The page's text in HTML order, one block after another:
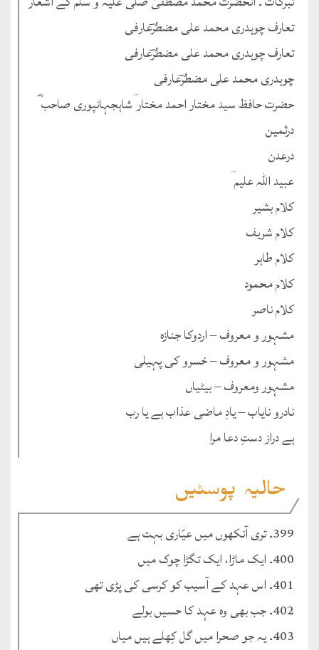
تعارف چوہدری محمد علی مضطرؔعارفی
تعارف چوہدری محمد علی مضطرؔعارفی
چوہدری محمد علی مضطرؔعارفی
حضرت حافظ سید مختار احمد مختار ؔشاہجہانپوری صاحب ؓ
درثمین
درعدن
عبید اللہ علیم ؔ
کلام بشیر
کلام شریف
کلام طاہر
کلام محمود
کلام ناصر
مشہور و معروف – اردوکا جنازہ
مشہور و معروف – خسرو کی پہیلی
مشہور ومعروف – بیٹیاں
نادرو نایاب – یادِ ماضی عذاب ہے یا رب
ہے دراز دستِ دعا مرا
حالیہ پوسٹیں
399۔ تری آنکھوں میں عیّاری بہت ہے
400۔ ایک ماڑا، ایک تگڑا چوک میں
401۔ اس عہد کے آسیب کو کرسی کی پڑی تھی
402۔ جب بھی وہ عہد کا حسیں بولے
403۔ یہ جو صحرا میں گل کِھلے ہیں میاں